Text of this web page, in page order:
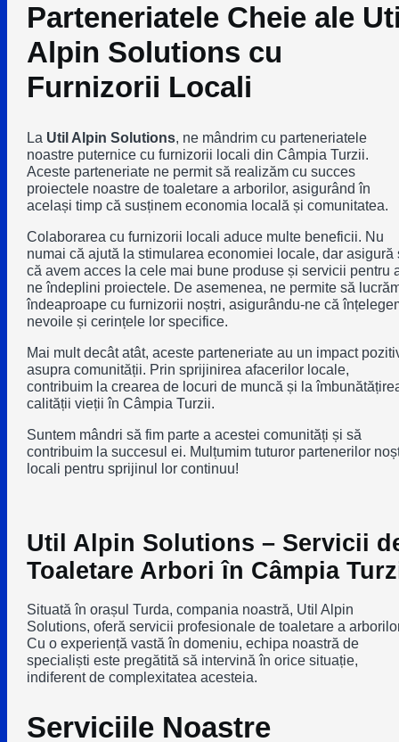
Parteneriatele Cheie ale
Alpin Solutions cu
Furnizorii Locali
La Util Alpin Solutions, ne mândrim cu parteneriatele
noastre puternice cu furnizorii locali din Câmpia Turzii.
Aceste parteneriate ne permit să realizăm cu succes
proiectele noastre de toaletare a arborilor, asigurând în
același timp că susținem economia locală și comunitatea.
Colaborarea cu furnizorii locali aduce multe beneficii. Nu
numai că ajută la stimularea economiei locale, dar asigură
că avem acces la cele mai bune produse și servicii pentru
ne îndeplini proiectele. De asemenea, ne permite să
îndeaproape cu furnizorii noștri, asigurându-ne că
nevoile și cerințele lor specifice.
Mai mult decât atât, aceste parteneriate au un impact
asupra comunității. Prin sprijinirea afacerilor locale,
contribuim la crearea de locuri de muncă și la
calității vieții în Câmpia Turzii.
Suntem mândri să fim parte a acestei comunități și să
contribuim la succesul ei. Mulțumim tuturor partenerilor
locali pentru sprijinul lor continuu!
Util Alpin Solutions – Servicii
Toaletare Arbori în Câmpia
Situată în orașul Turda, compania noastră, Util Alpin
Solutions, oferă servicii profesionale de toaletare a
Cu o experiență vastă în domeniu, echipa noastră de
specialiști este pregătită să intervină în orice situație,
indiferent de complexitatea acesteia.
Serviciile Noastre